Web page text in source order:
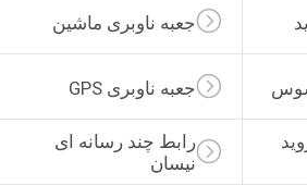
جعبه ناوبری ماشین
جعبه ناوبری GPS
رابط چند رسانه ای
نیسان